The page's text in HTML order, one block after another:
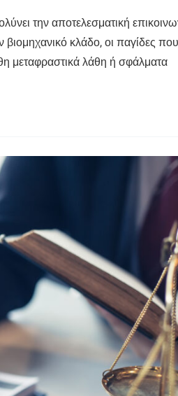
την αποτελεσματική
κλάδο, οι παγίδες που
μεταφραστικά λάθη ή σφάλματα